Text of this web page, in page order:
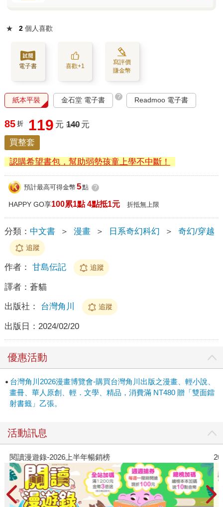
★ 2 個人喜歡
電子書 喜歡+1
寫評價
賺金幣
紙本平裝 金石堂 電子書 ? Readmoo 電子書
85 折 119 元 140 元
買整套
認購希望書包，幫助弱勢孩童上學不中斷！
預計最高可得金幣 5點 ?
HAPPY GO享100累1點 4點抵1元 折抵無上限
分類： 中文書 ＞ 漫畫 ＞ 日系奇幻科幻 ＞ 奇幻/穿越
追蹤
作者： 甘島伝記 追蹤
譯者： 蒼貓
出版社： 台灣角川 追蹤
出版日： 2024/02/20
優惠活動
台灣角川2026漫畫博覽會-購買台灣角川出版之漫畫、輕小說、
畫冊、華人原創、輕．文學、精品，消費滿 NT480 贈「雙面鐳
射書籤」乙張。
活動訊息
閱讀漫遊錄-2026上半年暢銷榜